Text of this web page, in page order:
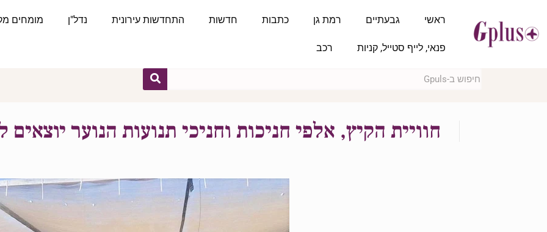
ראשי גבעתיים רמת גן כתבות חדשות התחדשות עירונית נדל"ן מומחים
פנאי, לייף סטייל, קניות רכב
חוויית הקיץ, אלפי חניכות וחניכי תנועות הנוער